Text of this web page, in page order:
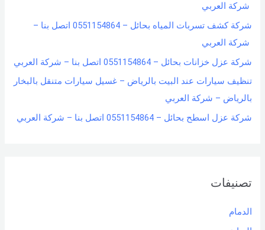
شركة العربي
شركة كشف تسربات المياه بحائل – 0551154864 اتصل بنا –
شركة العربي
شركة عزل خزانات بحائل – 0551154864 اتصل بنا – شركة العربي
تنظيف سيارات عند البيت بالرياض – غسيل سيارات متنقل بالبخار
بالرياض – شركة العربي
شركة عزل اسطح بحائل – 0551154864 اتصل بنا – شركة العربي
تصنيفات
الدمام